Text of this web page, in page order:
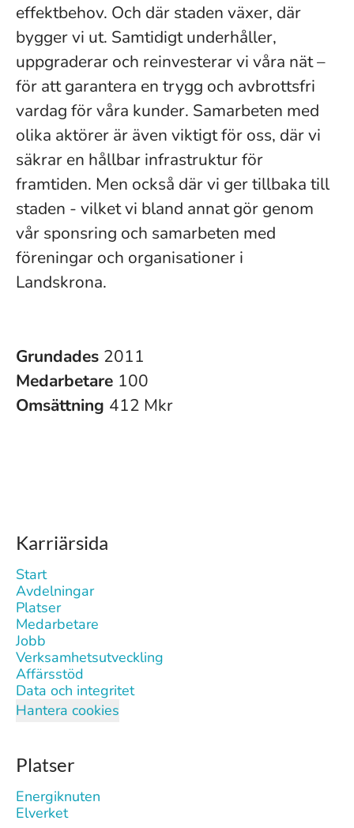
effektbehov. Och där staden växer, där
bygger vi ut. Samtidigt underhåller,
uppgraderar och reinvesterar vi våra nät –
för att garantera en trygg och avbrottsfri
vardag för våra kunder. Samarbeten med
olika aktörer är även viktigt för oss, där vi
säkrar en hållbar infrastruktur för
framtiden. Men också där vi ger tillbaka till
staden - vilket vi bland annat gör genom
vår sponsring och samarbeten med
föreningar och organisationer i
Landskrona.
Grundades 2011
Medarbetare 100
Omsättning 412 Mkr
Karriärsida
Start
Avdelningar
Platser
Medarbetare
Jobb
Verksamhetsutveckling
Affärsstöd
Data och integritet
Hantera cookies
Platser
Energiknuten
Elverket